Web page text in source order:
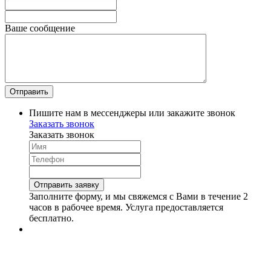
Ваше сообщение
Пишите нам в мессенджеры или закажите звонок
Заказать звонок
Заказать звонок
Заполните форму, и мы свяжемся с Вами в течение 2
часов в рабочее время. Услуга предоставляется
бесплатно.